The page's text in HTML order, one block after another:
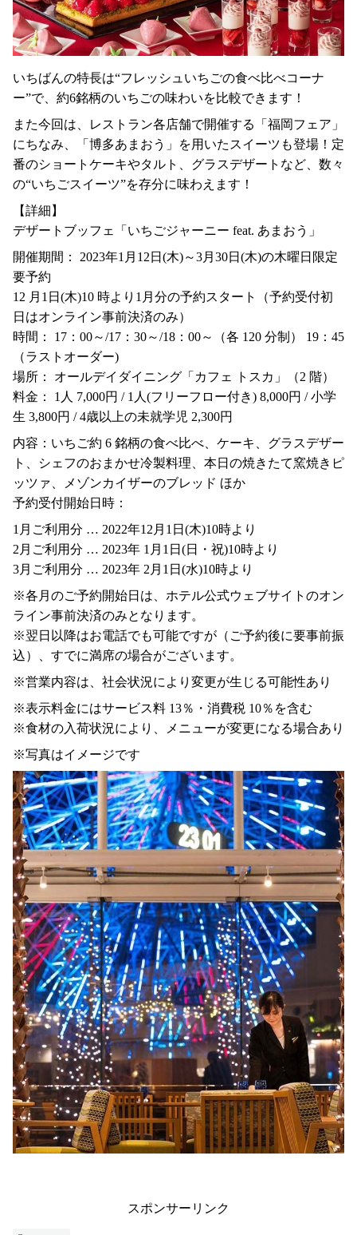
いちばんの特長は“フレッシュいちごの食べ比べコーナ
ー”で、約6銘柄のいちごの味わいを比較できます！
また今回は、レストラン各店舗で開催する「福岡フェア」
にちなみ、「博多あまおう」を用いたスイーツも登場！定
番のショートケーキやタルト、グラスデザートなど、数々
の“いちごスイーツ”を存分に味わえます！
【詳細】
デザートブッフェ「いちごジャーニー feat. あまおう」
開催期間： 2023年1月12日(木)～3月30日(木)の木曜日限定
要予約
12 月1日(木)10 時より1月分の予約スタート（予約受付初
日はオンライン事前決済のみ）
時間： 17：00～/17：30～/18：00～（各 120 分制） 19：45
（ラストオーダー)
場所： オールデイダイニング「カフェ トスカ」（2 階）
料金： 1人 7,000円 / 1人(フリーフロー付き) 8,000円 / 小学
生 3,800円 / 4歳以上の未就学児 2,300円
内容：いちご約 6 銘柄の食べ比べ、ケーキ、グラスデザー
ト、シェフのおまかせ冷製料理、本日の焼きたて窯焼きピ
ッツァ、メゾンカイザーのブレッド ほか
予約受付開始日時：
1月ご利用分 … 2022年12月1日(木)10時より
2月ご利用分 … 2023年 1月1日(日・祝)10時より
3月ご利用分 … 2023年 2月1日(水)10時より
※各月のご予約開始日は、ホテル公式ウェブサイトのオン
ライン事前決済のみとなります。
※翌日以降はお電話でも可能ですが（ご予約後に要事前振
込）、すでに満席の場合がございます。
※営業内容は、社会状況により変更が生じる可能性あり
※表示料金にはサービス料 13％・消費税 10％を含む
※食材の入荷状況により、メニューが変更になる場合あり
※写真はイメージです
スポンサーリンク